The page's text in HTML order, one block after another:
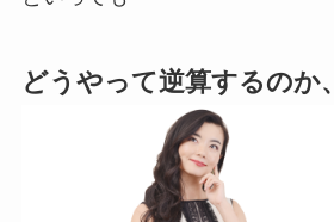
どうやって逆算するのか、